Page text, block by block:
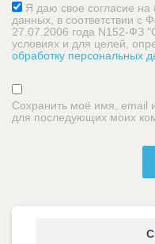
Я даю свое согласие на
данных, в соответствии с
27.07.2006 года N152-ФЗ
условиях и для целей,
обработку персональных
Сохранить моё имя, email
для последующих моих